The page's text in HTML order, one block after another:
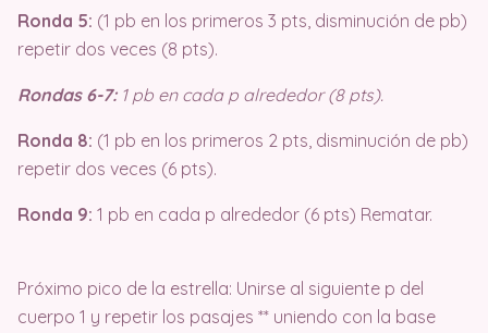
Ronda 5: (1 pb en los primeros 3 pts, disminución de pb)
repetir dos veces (8 pts).
Rondas 6-7:1 pb en cada p alrededor (8 pts).
Ronda 8: (1 pb en los primeros 2 pts, disminución de pb)
repetir dos veces (6 pts).
Ronda 9: 1 pb en cada p alrededor (6 pts) Rematar.
Próximo pico de la estrella: Unirse al siguiente p del
cuerpo 1 y repetir los pasajes ** uniendo con la base